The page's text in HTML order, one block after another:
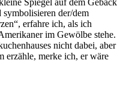
Spiegel auf dem Gebäck
symbolisieren der/dem
erfahre ich, als ich
im Gewölbe stehe.
nicht dabei, aber
erzähle, merke ich, er wäre